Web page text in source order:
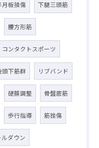
月板損傷 下腿三頭筋
腰方形筋
コンタクトスポーツ
頭下筋群 リブバンド
硬膜調整 骨盤底筋
歩行指導 筋挫傷
ルダウン